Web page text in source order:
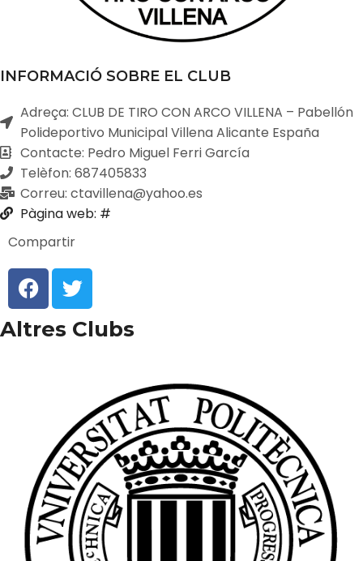
INFORMACIÓ SOBRE EL CLUB
Adreça: CLUB DE TIRO CON ARCO VILLENA – Pabellón
Polideportivo Municipal Villena Alicante España
Contacte: Pedro Miguel Ferri García
Telèfon: 687405833
Correu: ctavillena@yahoo.es
Pàgina web: #
Compartir
Altres Clubs